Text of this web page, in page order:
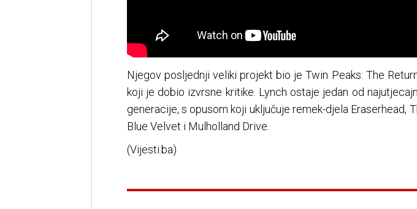
Njegov posljednji veliki projekt bio je Twin Peaks: The
koji je dobio izvrsne kritike. Lynch ostaje jedan od
generacije, s opusom koji uključuje remek-djela Eraserhead,
Blue Velvet i Mulholland Drive.
(Vijesti.ba)